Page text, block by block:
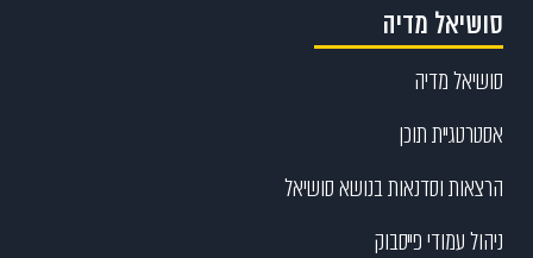
סושיאל מדיה
סושיאל מדיה
אסטרטגיית תוכן
הרצאות וסדנאות בנושא סושיאל
ניהול עמודי פייסבוק